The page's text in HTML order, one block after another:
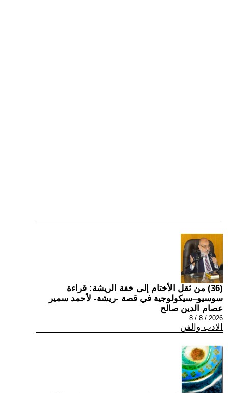
(36) من ثقل الأختام إلى خفة الريشة: قراءة
سوسيو–سيكولوجية في قصة -ريشة- لأحمد سمير
عصام الدين صالح
2026 / 8 / 8
الادب والفن